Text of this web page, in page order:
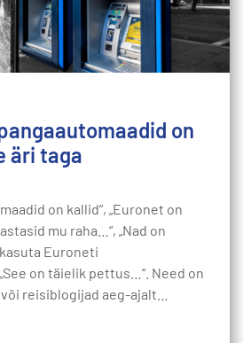
on
äri taga
on kallid“, „Euronet on
mu raha…“, „Nad on
Euroneti
on täielik pettus…“. Need on
reisiblogijad aeg-ajalt…